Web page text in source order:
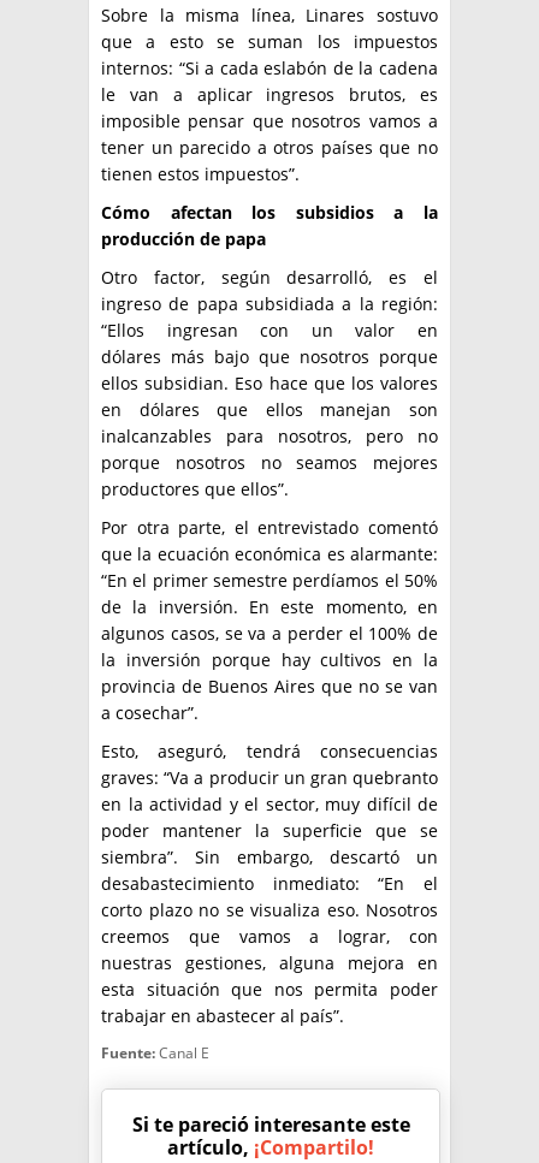
Sobre la misma línea, Linares sostuvo
que a esto se suman los impuestos
internos: “Si a cada eslabón de la cadena
le van a aplicar ingresos brutos, es
imposible pensar que nosotros vamos a
tener un parecido a otros países que no
tienen estos impuestos”.
Cómo afectan los subsidios a la
producción de papa
Otro factor, según desarrolló, es el
ingreso de papa subsidiada a la región:
“Ellos ingresan con un valor en
dólares más bajo que nosotros porque
ellos subsidian. Eso hace que los valores
en dólares que ellos manejan son
inalcanzables para nosotros, pero no
porque nosotros no seamos mejores
productores que ellos”.
Por otra parte, el entrevistado comentó
que la ecuación económica es alarmante:
“En el primer semestre perdíamos el 50%
de la inversión. En este momento, en
algunos casos, se va a perder el 100% de
la inversión porque hay cultivos en la
provincia de Buenos Aires que no se van
a cosechar”.
Esto, aseguró, tendrá consecuencias
graves: “Va a producir un gran quebranto
en la actividad y el sector, muy difícil de
poder mantener la superficie que se
siembra”. Sin embargo, descartó un
desabastecimiento inmediato: “En el
corto plazo no se visualiza eso. Nosotros
creemos que vamos a lograr, con
nuestras gestiones, alguna mejora en
esta situación que nos permita poder
trabajar en abastecer al país”.
Fuente:Canal E
Si te pareció interesante este
artículo, ¡Compartilo!